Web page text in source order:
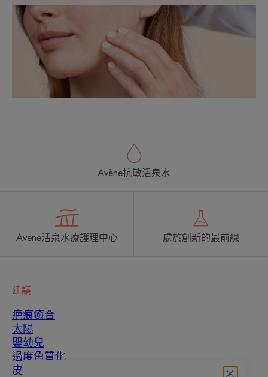
Avène抗敏活泉水
Avene活泉水療護理中心 處於創新的最前線
建議
疤痕癒合
太陽
嬰幼兒
過度角質化
皮膚瑕疵